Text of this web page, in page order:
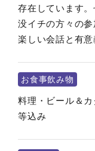
存在しています。
没イチの方々の参
楽しい会話と有意
お食事飲み物
料理・ビール＆
等込み